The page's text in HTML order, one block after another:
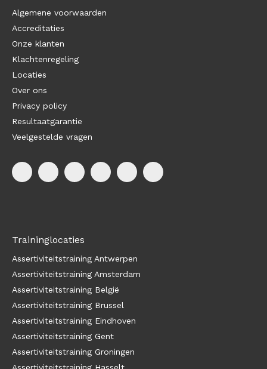
Algemene voorwaarden
Accreditaties
Onze klanten
Klachtenregeling
Locaties
Over ons
Privacy policy
Resultaatgarantie
Veelgestelde vragen
Traininglocaties
Assertiviteitstraining Antwerpen
Assertiviteitstraining Amsterdam
Assertiviteitstraining België
Assertiviteitstraining Brussel
Assertiviteitstraining Eindhoven
Assertiviteitstraining Gent
Assertiviteitstraining Groningen